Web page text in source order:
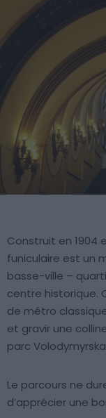
Construit en 1904
funiculaire est un
basse-ville –
centre historique.
de métro
et gravir une
parc Volodymyrska
Le parcours ne
d’apprécier une